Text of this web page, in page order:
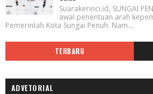
Suarakerinci.id, SUNGAI
awal penentuan arah
Pemerintah Kota Sungai Penuh. Nam...
TERBARU
ADVETORIAL